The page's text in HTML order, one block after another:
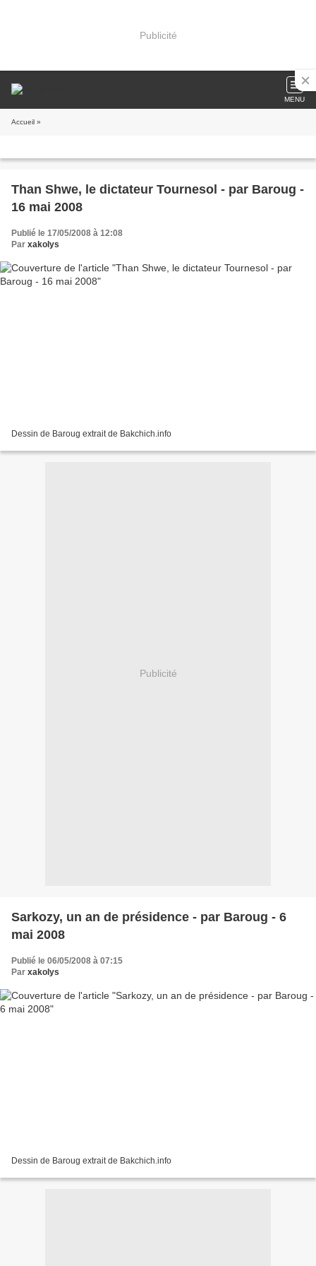
Publicité
MENU
Accueil »
Than Shwe, le dictateur Tournesol - par Baroug -
16 mai 2008
Publié le 17/05/2008 à 12:08
Par xakolys
Dessin de Baroug extrait de Bakchich.info
Publicité
Sarkozy, un an de présidence - par Baroug - 6
mai 2008
Publié le 06/05/2008 à 07:15
Par xakolys
Dessin de Baroug extrait de Bakchich.info